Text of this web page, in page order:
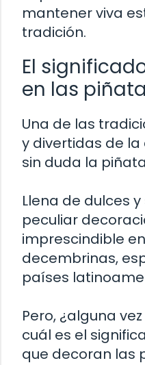
mantener viva
tradición.
El
en las
Una de las
y divertidas de
sin duda la
Llena de dulces
peculiar
imprescindible
decembrinas,
países
Pero, ¿alguna
cuál es el
que decoran las